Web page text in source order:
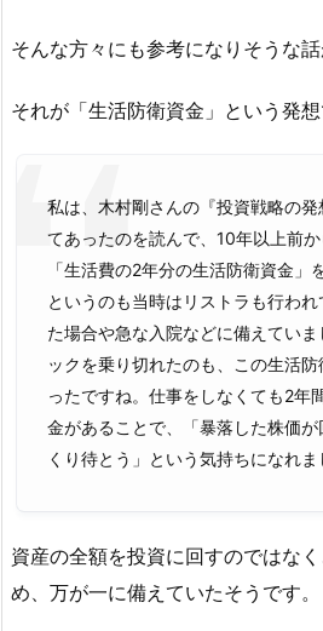
そんな方々にも参考になりそうな話
それが「生活防衛資金」という発想
私は、木村剛さんの『投資戦略の
てあったのを読んで、10年以上前
「生活費の2年分の生活防衛資金」
というのも当時はリストラも行わ
た場合や急な入院などに備えてい
ックを乗り切れたのも、この生活
ったですね。仕事をしなくても2年
金があることで、「暴落した株価
くり待とう」という気持ちになれま
資産の全額を投資に回すのではな
め、万が一に備えていたそうです。